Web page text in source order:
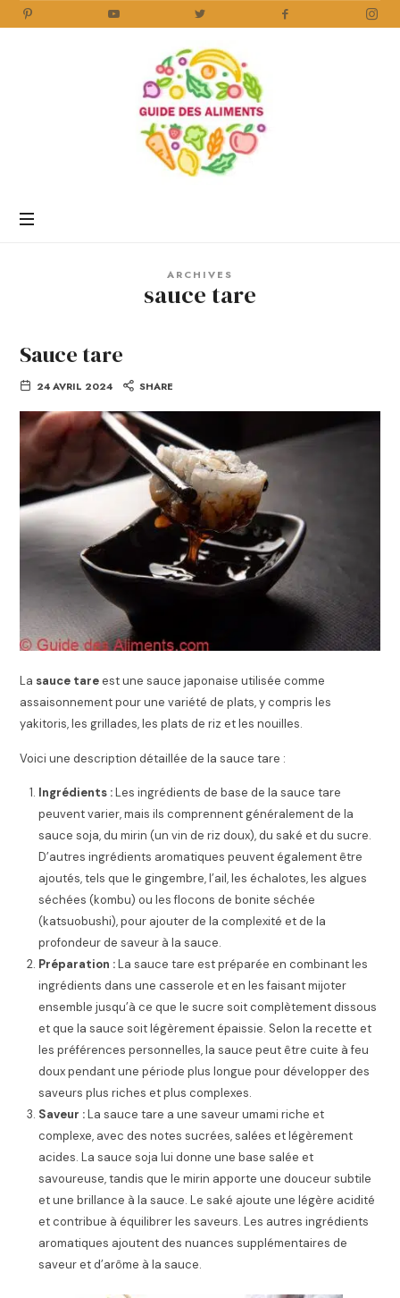
Aliments
ARCHIVES
sauce tare
Sauce tare
24 AVRIL 2024 SHARE
La sauce tareest une sauce japonaise utilisée comme
assaisonnement pour une variété de plats, y compris les
yakitoris, les grillades, les plats de riz et les nouilles.
Voici une description détaillée de la sauce tare :
Ingrédients :Les ingrédients de base de la sauce tare
peuvent varier, mais ils comprennent généralement de la
sauce soja, du mirin (un vin de riz doux), du saké et du sucre.
D’autres ingrédients aromatiques peuvent également être
ajoutés, tels que le gingembre, l’ail, les échalotes, les algues
séchées (kombu) ou les flocons de bonite séchée
(katsuobushi), pour ajouter de la complexité et de la
profondeur de saveur à la sauce.
Préparation :La sauce tare est préparée en combinant les
ingrédients dans une casserole et en les faisant mijoter
ensemble jusqu’à ce que le sucre soit complètement dissous
et que la sauce soit légèrement épaissie. Selon la recette et
les préférences personnelles, la sauce peut être cuite à feu
doux pendant une période plus longue pour développer des
saveurs plus riches et plus complexes.
Saveur :La sauce tare a une saveur umami riche et
complexe, avec des notes sucrées, salées et légèrement
acides. La sauce soja lui donne une base salée et
savoureuse, tandis que le mirin apporte une douceur subtile
et une brillance à la sauce. Le saké ajoute une légère acidité
et contribue à équilibrer les saveurs. Les autres ingrédients
aromatiques ajoutent des nuances supplémentaires de
saveur et d’arôme à la sauce.